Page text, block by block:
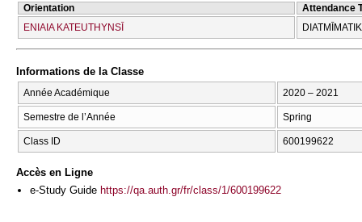
Orientation
Attendance
ENIAIA KATEUTHYNSĪ
Informations de la Classe
Année Académique 2020 – 2021
Semestre de l’Année Spring
Class ID 600199622
Accès en Ligne
e-Study Guide https://qa.auth.gr/fr/class/1/600199622